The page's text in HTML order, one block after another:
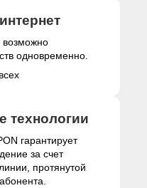
возможно
одновременно.
технологии
гарантирует
за счет
протянутой